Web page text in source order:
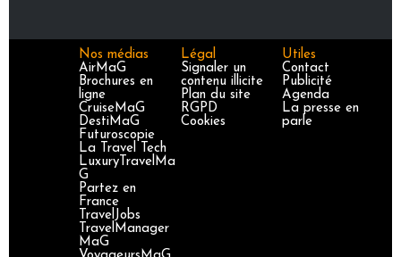
Nos médias
AirMaG
Brochures en
ligne
CruiseMaG
DestiMaG
Futuroscopie
La Travel Tech
LuxuryTravelMa
G
Partez en
France
TravelJobs
TravelManager
MaG
Légal
Signaler un
contenu illicite
Plan du site
RGPD
Cookies
Utiles
Contact
Publicité
Agenda
La presse en
parle